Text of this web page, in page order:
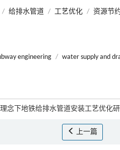
/ 给排水管道 / 工艺优化 / 资源节
engineering / water supply and
念下地铁给排水管道安装工艺优化研
上一篇